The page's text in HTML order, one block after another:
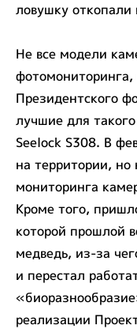
ловушку откопали
Не все модели
фотомониторинга,
Президентского
лучшие для
Seelock S308. В
на территории,
мониторинга
Кроме того,
которой прошлой
медведь, из-за
и перестал
реализации